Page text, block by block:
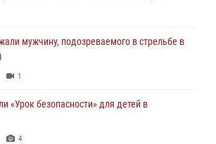
мужчину, подозреваемого в стрельбе в
1
«Урок безопасности» для детей в
4